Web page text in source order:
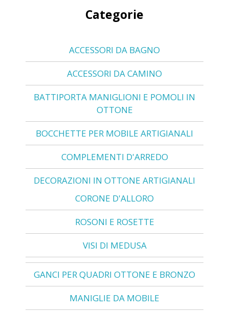
Categorie
ACCESSORI DA BAGNO
ACCESSORI DA CAMINO
BATTIPORTA MANIGLIONI E POMOLI IN
OTTONE
BOCCHETTE PER MOBILE ARTIGIANALI
COMPLEMENTI D'ARREDO
DECORAZIONI IN OTTONE ARTIGIANALI
CORONE D'ALLORO
ROSONI E ROSETTE
VISI DI MEDUSA
GANCI PER QUADRI OTTONE E BRONZO
MANIGLIE DA MOBILE